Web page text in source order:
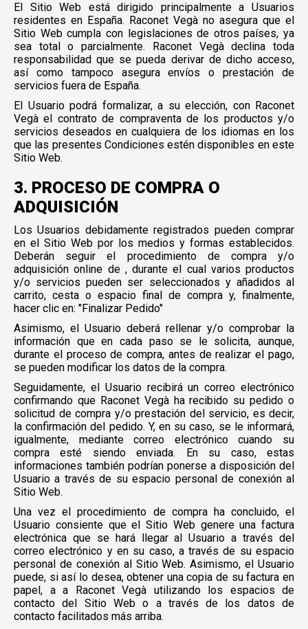
El Sitio Web está dirigido principalmente a Usuarios
residentes en España. Raconet Vegà no asegura que el
Sitio Web cumpla con legislaciones de otros países, ya
sea total o parcialmente. Raconet Vegà declina toda
responsabilidad que se pueda derivar de dicho acceso,
así como tampoco asegura envíos o prestación de
servicios fuera de España.
El Usuario podrá formalizar, a su elección, con Raconet
Vegà el contrato de compraventa de los productos y/o
servicios deseados en cualquiera de los idiomas en los
que las presentes Condiciones estén disponibles en este
Sitio Web.
3. PROCESO DE COMPRA O
ADQUISICIÓN
Los Usuarios debidamente registrados pueden comprar
en el Sitio Web por los medios y formas establecidos.
Deberán seguir el procedimiento de compra y/o
adquisición online de , durante el cual varios productos
y/o servicios pueden ser seleccionados y añadidos al
carrito, cesta o espacio final de compra y, finalmente,
hacer clic en: "Finalizar Pedido"
Asimismo, el Usuario deberá rellenar y/o comprobar la
información que en cada paso se le solicita, aunque,
durante el proceso de compra, antes de realizar el pago,
se pueden modificar los datos de la compra.
Seguidamente, el Usuario recibirá un correo electrónico
confirmando que Raconet Vegà ha recibido su pedido o
solicitud de compra y/o prestación del servicio, es decir,
la confirmación del pedido. Y, en su caso, se le informará,
igualmente, mediante correo electrónico cuando su
compra esté siendo enviada. En su caso, estas
informaciones también podrían ponerse a disposición del
Usuario a través de su espacio personal de conexión al
Sitio Web.
Una vez el procedimiento de compra ha concluido, el
Usuario consiente que el Sitio Web genere una factura
electrónica que se hará llegar al Usuario a través del
correo electrónico y en su caso, a través de su espacio
personal de conexión al Sitio Web. Asimismo, el Usuario
puede, si así lo desea, obtener una copia de su factura en
papel, a a Raconet Vegà utilizando los espacios de
contacto del Sitio Web o a través de los datos de
contacto facilitados más arriba.